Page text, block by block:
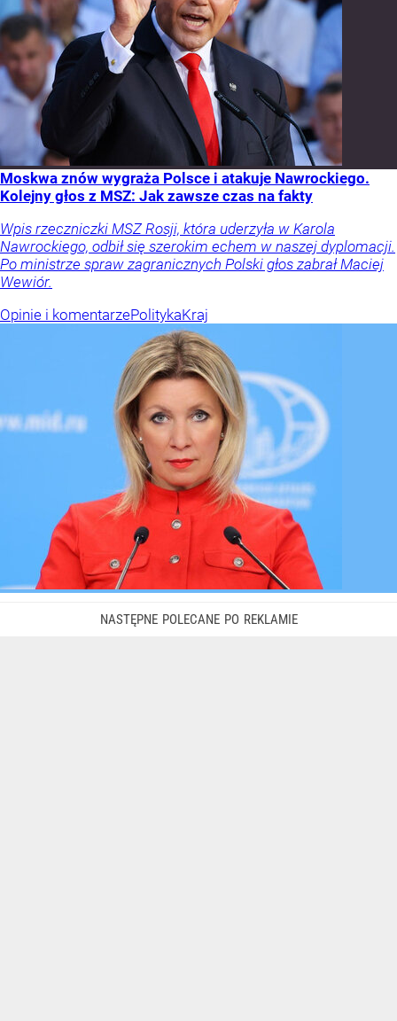
Moskwa znów wygraża Polsce i atakuje Nawrockiego.
Kolejny głos z MSZ: Jak zawsze czas na fakty
Wpis rzeczniczki MSZ Rosji, która uderzyła w Karola
Nawrockiego, odbił się szerokim echem w naszej dyplomacji.
Po ministrze spraw zagranicznych Polski głos zabrał Maciej
Wewiór.
Opinie i komentarzePolitykaKraj